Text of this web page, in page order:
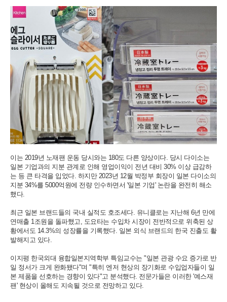
이는 2019년 노재팬 운동 당시와는 180도 다른 양상이다. 당시 다이소는
일본 기업과의 지분 관계로 인해 영업이익이 전년 대비 30% 이상 급감하
는 등 큰 타격을 입었다. 하지만 2023년 12월 박정부 회장이 일본 다이소의
지분 34%를 5000억원에 전량 인수하면서 '일본 기업' 논란을 완전히 해소
했다.
최근 일본 브랜드들의 국내 실적도 호조세다. 유니클로는 지난해 6년 만에
연매출 1조원을 돌파했고, 도요타는 수입차 시장이 전반적으로 위축된 상
황에서도 14.3%의 성장률을 기록했다. 일본 외식 브랜드의 한국 진출도 활
발해지고 있다.
이지평 한국외대 융합일본지역학부 특임교수는 "일본 관광 수요 증가로 반
일 정서가 크게 완화됐다"며 "특히 엔저 현상의 장기화로 수입업자들이 일
본 제품을 선호하는 경향이 있다"고 분석했다. 전문가들은 이러한 '예스재
팬' 현상이 올해도 지속될 것으로 전망하고 있다.